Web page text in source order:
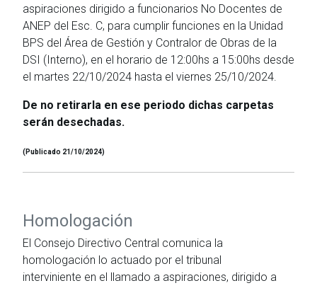
aspiraciones dirigido a funcionarios No Docentes de
ANEP del Esc. C, para cumplir funciones en la Unidad
BPS del Área de Gestión y Contralor de Obras de la
DSI (Interno), en el horario de 12:00hs a 15:00hs desde
el martes 22/10/2024 hasta el viernes 25/10/2024.
De no retirarla en ese periodo dichas carpetas
serán desechadas.
(Publicado 21/10/2024)
Homologación
El Consejo Directivo Central comunica la
homologación lo actuado por el tribunal
interviniente en el llamado a aspiraciones, dirigido a